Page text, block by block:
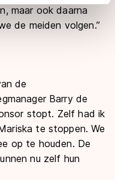
volgens de GDPR.
u in met deze
maar ook daarna
de meiden volgen.’’
de
Barry de
stopt. Zelf had ik
te stoppen. We
op te houden. De
nu zelf hun